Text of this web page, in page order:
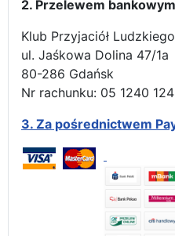
2. Przelewem
Klub Przyjaciół
ul. Jaśkowa Dolina 47/1a
80-286 Gdańsk
Nr rachunku: 05 1240
3. Za pośrednictwem